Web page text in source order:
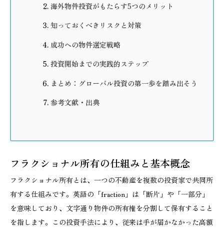
海外物件投資がもたらす5つのメリット
知っておくべきリスクと対策
成功への物件選定戦略
投資開始までの実践的ステップ
まとめ：グローバル投資の第一歩を踏み出そう
参考文献・出典
フラクショナル所有の仕組みと基本概念
フラクショナル所有とは、一つの不動産を複数の投資家で共同所
有する仕組みです。英語の「fraction」は「断片」や「一部分」
を意味しており、文字通り物件の所有権を分割して保有すること
を指します。この投資手法により、従来は手が届かなかった高額